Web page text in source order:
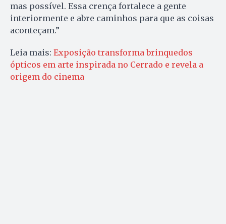
mas possível. Essa crença fortalece a gente
interiormente e abre caminhos para que as coisas
aconteçam.”
Leia mais: Exposição transforma brinquedos
ópticos em arte inspirada no Cerrado e revela a
origem do cinema